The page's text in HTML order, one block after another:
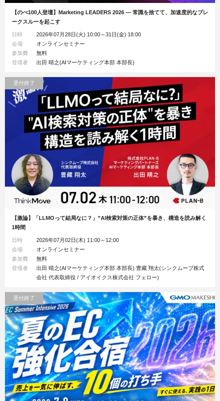
【のべ100人登壇】Marketing LEADERS 2026 ― 常識を捨てて、加速度的なブレ
ークスルーを起こす
日時
2026年07月28日(火) 10:00～31日(金) 18:00
会場
オンラインセミナー
参加費
無料
登壇者
出田 晴之(AIマーケティング本部 本部長)
【激論】「LLMOって結局なに？」”AI検索対策の正体”を暴き、構造を読み解く
1時間
日時
2026年07月02日(木) 11:00～12:00
会場
オンラインセミナー
参加費
無料
登壇者
出田 晴之(AIマーケティング本部 本部長) 豊藏 翔太(シンクムーブ株式
会社 代表取締役 / アイオイクス株式会社 フェロー)
受付終了
受付終了